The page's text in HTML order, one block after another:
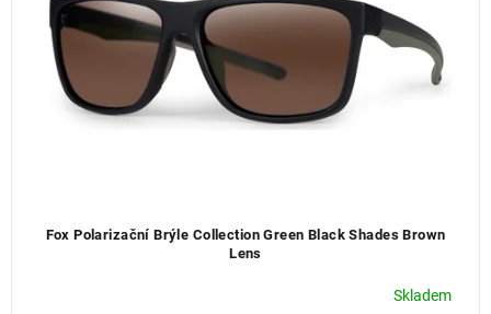
Fox Polarizační Brýle Collection Green Black Shades Brown
Lens
Skladem